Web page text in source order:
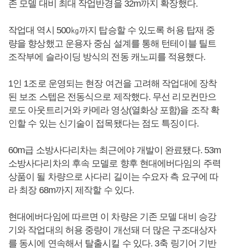
존 모델 대비 최대 작업반경을 32m까지 확장했다.
작업대 역시 500㎏까지 탑승할 수 있도록 허용 탑재 중
량을 향상했고 운용자 중심 설계를 통해 턴테이블 틸트
조작부에 슬라이딩 방식의 전동 캐노피를 적용했다.
1인 1조로 운영되는 현장 여건을 고려해 작업대에 장착
된 보조 스텝은 전동식으로 제작했다. 무선 리모컨만으
로도 아웃트리거와 카메라 영상(열화상 포함)을 조작 확
인할 수 있는 신기술이 접목됐다는 점도 특징이다.
60m급 소방사다리차는 최근에야 개발이 완료됐다. 53m
소방사다리차의 후속 모델로 향후 현대에버다임의 주력
상품이 될 차량으로 사다리 길이는 수요자 측 요구에 따
라 최장 68m까지 제작할 수 있다.
현대에버다임에 따르면 이 차량은 기존 모델 대비 승강
기와 작업대의 허용 중량이 개선돼 더 많은 구조대상자
를 동시에 연속해서 탈출시킬 수 있다. 3축 링기어 기반